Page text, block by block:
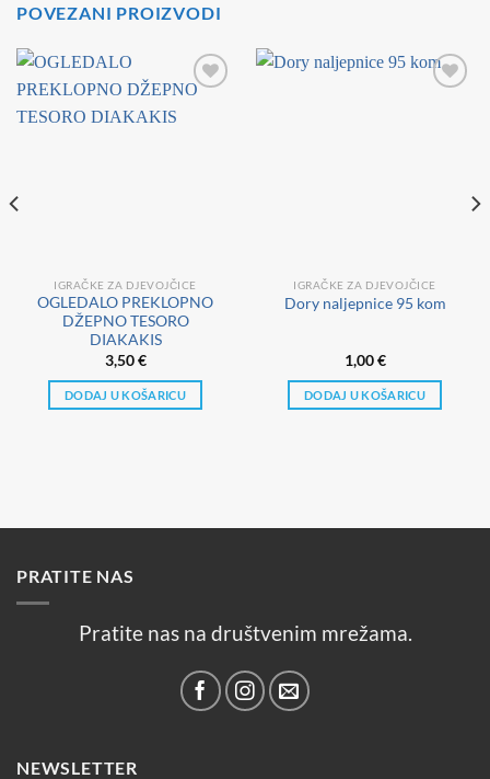
POVEZANI PROIZVODI
IGRAČKE ZA DJEVOJČICE
OGLEDALO PREKLOPNO
DŽEPNO TESORO
DIAKAKIS
3,50€
DODAJ U KOŠARICU
IGRAČKE ZA DJEVOJČICE
Dory naljepnice 95 kom
1,00€
DODAJ U KOŠARICU
PRATITE NAS
Pratite nas na društvenim mrežama.
NEWSLETTER